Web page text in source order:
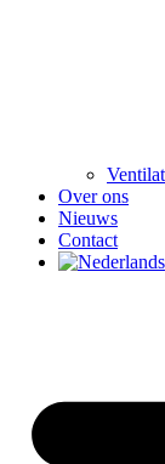
Over ons
Nieuws
Contact